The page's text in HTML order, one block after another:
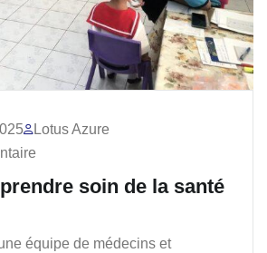
Lotus Azure
soin de la santé
équipe de médecins et